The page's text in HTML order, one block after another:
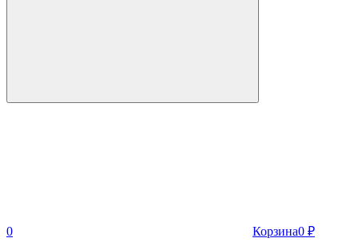
0 Корзина0 ₽